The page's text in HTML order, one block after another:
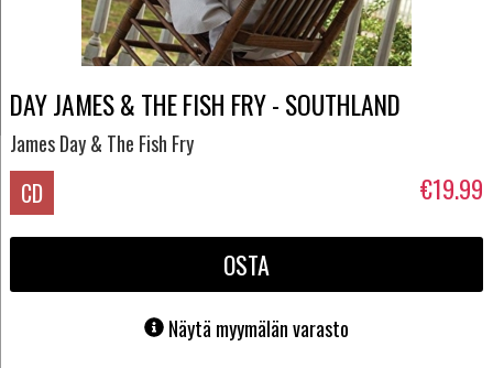
DAY JAMES & THE FISH FRY - SOUTHLAND
James Day & The Fish Fry
CD €19.99
OSTA
Näytä myymälän varasto